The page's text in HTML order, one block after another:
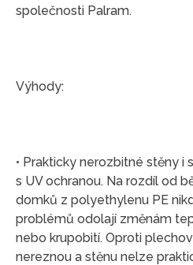
společnosti Palram.
Výhody:
• Prakticky nerozbitné stěny
s UV ochranou. Na rozdíl od
domků z polyethylenu PE
problémů odolají změnám
nebo krupobití. Oproti
nereznou a stěnu nelze